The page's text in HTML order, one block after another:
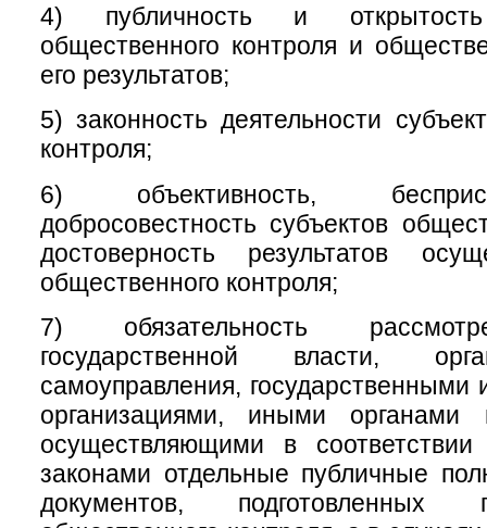
4) публичность и открытость
общественного контроля и
его результатов;
5) законность деятельности
контроля;
6) объективность,
добросовестность субъектов
достоверность результатов
общественного контроля;
7) обязательность
государственной власти,
самоуправления,
организациями, иными органами
осуществляющими в
законами отдельные публичные
документов, подготовленных